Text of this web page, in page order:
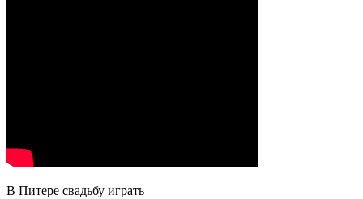
В Питере свадьбу играть